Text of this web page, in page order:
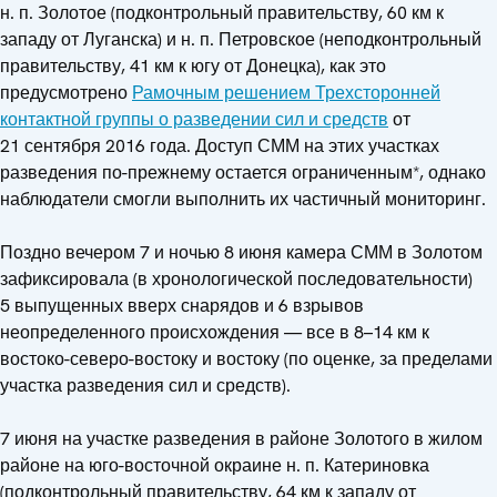
н. п. Золотое (подконтрольный правительству, 60 км к
западу от Луганска) и н. п. Петровское (неподконтрольный
правительству, 41 км к югу от Донецка), как это
предусмотрено Рамочным решением Трехсторонней
контактной группы о разведении сил и средств от
21 сентября 2016 года. Доступ СММ на этих участках
разведения по-прежнему остается ограниченным*, однако
наблюдатели смогли выполнить их частичный мониторинг.
Поздно вечером 7 и ночью 8 июня камера СММ в Золотом
зафиксировала (в хронологической последовательности)
5 выпущенных вверх снарядов и 6 взрывов
неопределенного происхождения — все в 8–14 км к
востоко-северо-востоку и востоку (по оценке, за пределами
участка разведения сил и средств).
7 июня на участке разведения в районе Золотого в жилом
районе на юго-восточной окраине н. п. Катериновка